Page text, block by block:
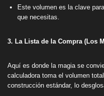
Este volumen es la clave
que necesitas.
3. La Lista de la Compra (Los
Aquí es donde la magia se
calculadora toma el volumen
construcción estándar, lo